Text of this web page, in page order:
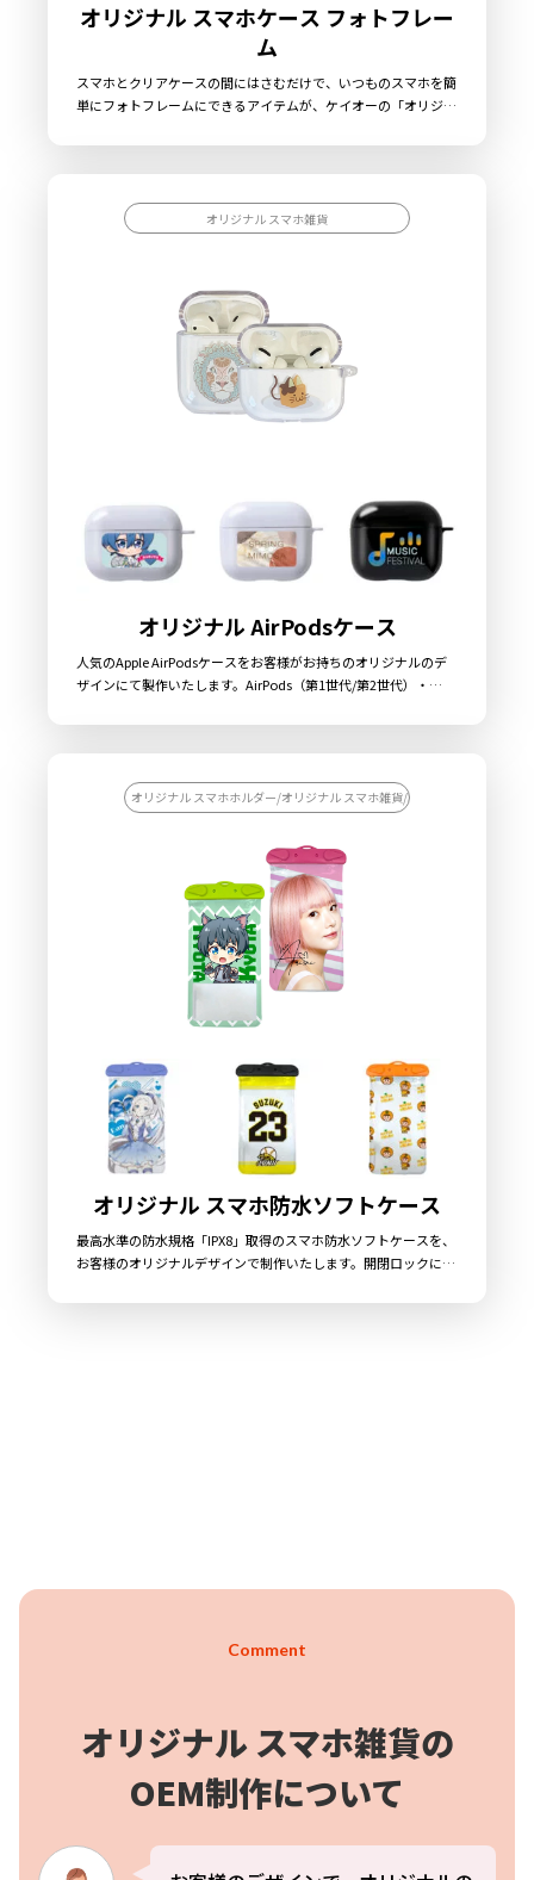
オリジナル スマホケース フォトフレー
ム
スマホとクリアケースの間にはさむだけで、いつものスマホを簡
単にフォトフレームにできるアイテムが、ケイオーの「オリジナ
れた「フレームシート」と、間に挟み込む「インナーカード」が
さは約0.6mm。ケースへの影響もほとんどありません。推しの
ドを複数種類ご用意することもできますので、着せ替えを気軽に
楽しめるのも特徴です。高品質なUVインクジェットフルカラー
でプリントしますので、こだわりのデザインも細部まで表現でき
ます。アニメやゲームの公式グッズ、プロスポーツ公式グッズ、
アイドルやアーティストのツアーグッズや、観光地のキャラグッ
ズなどにも最適です。販売に必要な資材も取り揃えておりますの
で、お客様にはデザインを入稿していただくだけでオリジナル商
オリジナル スマホ雑貨
オリジナル AirPodsケース
人気のApple AirPodsケースをお客様がお持ちのオリジナルのデ
ザインにて製作いたします。AirPods（第1世代/第2世代）・
2世代）のそれぞれに対応したケースをご用意しております。オ
他にもホワイトとブラックのカラーをお選びいただけます。
オリジナル スマホホルダー/オリジナル スマホ雑貨/オリジナル ポーチ/
オリジナル スマホ防水ソフトケース
最高水準の防水規格「IPX8」取得のスマホ防水ソフトケースを、
お客様のオリジナルデザインで制作いたします。開閉ロックには
色、同系色のネックストラップが付属いたしますので、お客様の
Comment
オリジナル スマホ雑貨の
OEM制作について